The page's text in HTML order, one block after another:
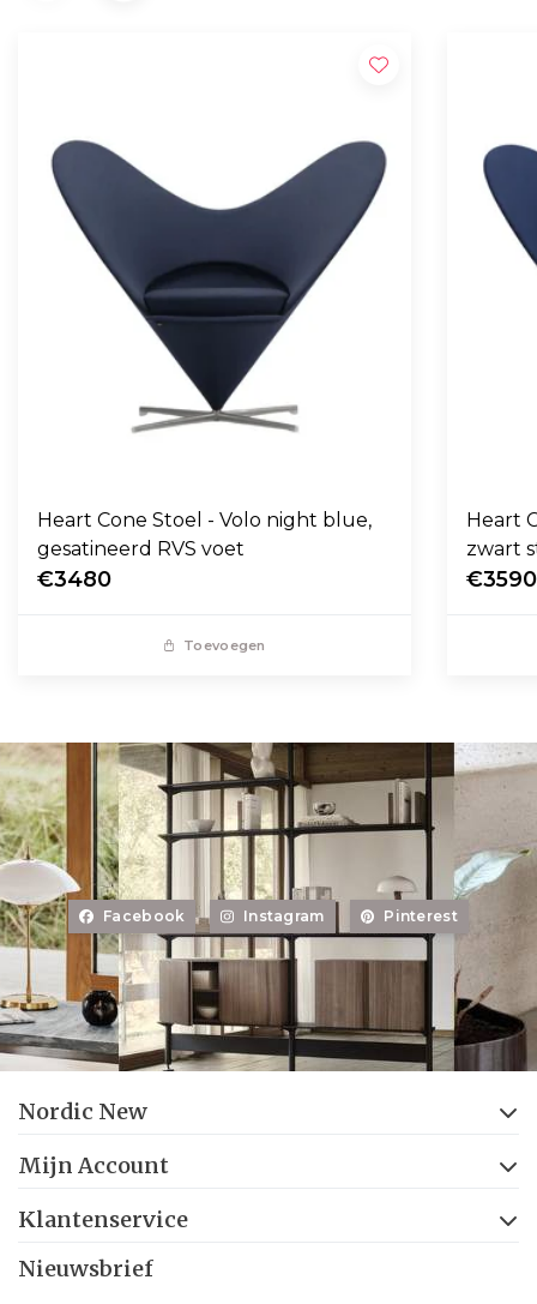
Heart Cone Stoel - Volo night blue,
gesatineerd RVS voet
€3480
Toevoegen
Heart
zwart
€3590
Facebook Instagram Pinterest
Nordic New
Mijn Account
Klantenservice
Nieuwsbrief